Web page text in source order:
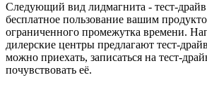
Следующий вид лидмагнита - тест-
бесплатное пользование вашим
ограниченного промежутка времени.
дилерские центры предлагают тест-
можно приехать, записаться на тест-
почувствовать её.